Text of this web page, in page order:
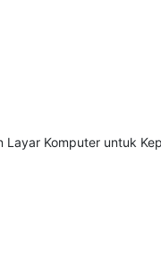
Komputer untuk